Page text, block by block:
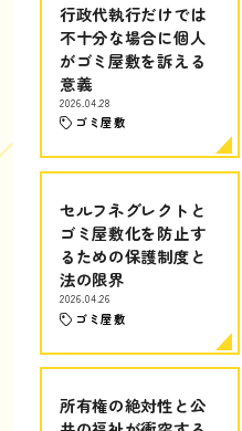
行政代執行だけでは
不十分な場合に個人
がゴミ屋敷を訴える
意義
2026.04.28
ゴミ屋敷
セルフネグレクトと
ゴミ屋敷化を防止す
るための保護制度と
法の限界
2026.04.26
ゴミ屋敷
所有権の絶対性と公